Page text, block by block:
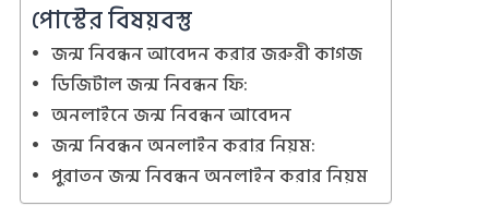
পোস্টের বিষয়বস্তু
জন্ম নিবন্ধন আবেদন করার জরুরী কাগজ
ডিজিটাল জন্ম নিবন্ধন ফি:
অনলাইনে জন্ম নিবন্ধন আবেদন
জন্ম নিবন্ধন অনলাইন করার নিয়ম:
পুরাতন জন্ম নিবন্ধন অনলাইন করার নিয়ম